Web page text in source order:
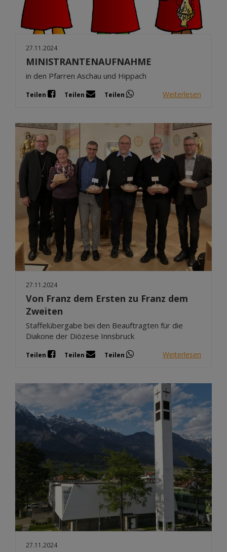
27.11.2024
MINISTRANTENAUFNAHME
in den Pfarren Aschau und Hippach
Teilen Teilen Teilen Weiterlesen
27.11.2024
Von Franz dem Ersten zu Franz dem
Zweiten
Staffelübergabe bei den Beauftragten für die
Diakone der Diözese Innsbruck
Teilen Teilen Teilen Weiterlesen
27.11.2024